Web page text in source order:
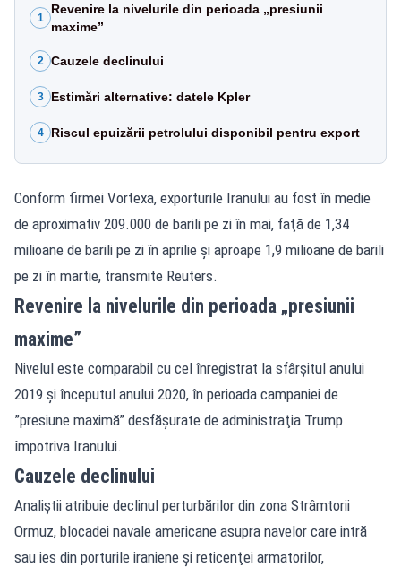
1
Revenire la nivelurile din perioada „presiunii
maxime”
2 Cauzele declinului
3 Estimări alternative: datele Kpler
4 Riscul epuizării petrolului disponibil pentru export
Conform firmei Vortexa, exporturile Iranului au fost în medie
de aproximativ 209.000 de barili pe zi în mai, faţă de 1,34
milioane de barili pe zi în aprilie şi aproape 1,9 milioane de barili
pe zi în martie, transmite Reuters.
Revenire la nivelurile din perioada „presiunii
maxime”
Nivelul este comparabil cu cel înregistrat la sfârşitul anului
2019 şi începutul anului 2020, în perioada campaniei de
”presiune maximă” desfăşurate de administraţia Trump
împotriva Iranului.
Cauzele declinului
Analiştii atribuie declinul perturbărilor din zona Strâmtorii
Ormuz, blocadei navale americane asupra navelor care intră
sau ies din porturile iraniene şi reticenţei armatorilor,